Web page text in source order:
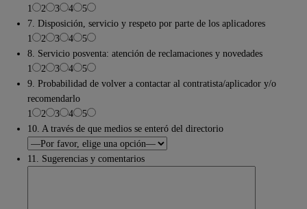
1
2 3 4
5
7. Disposición, servicio y respeto por parte de los aplicadores
1
2 3 4
5
8. Servicio posventa: atención de reclamaciones y novedades
1
2 3 4
5
9. Probabilidad de volver a contactar al contratista/aplicador y/o
recomendarlo
1
2 3 4
5
10. A través de que medios se enteró del directorio
11. Sugerencias y comentarios